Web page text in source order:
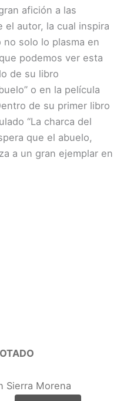
afición a las
el autor, la cual inspira
no solo lo plasma en
podemos ver esta
de su libro
o en la película
de su primer libro
“La charca del
que el abuelo,
a un gran ejemplar en
Sierra Morena